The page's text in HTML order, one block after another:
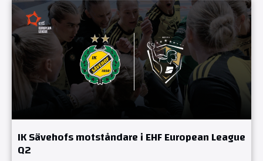
IK Sävehofs motståndare i EHF European League
Q2